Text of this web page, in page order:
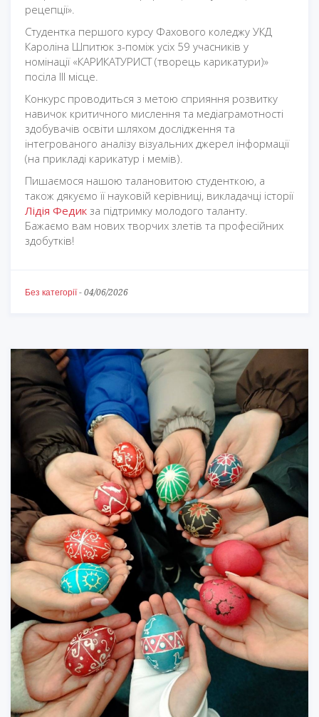
рецепції».
Студентка першого курсу Фахового коледжу УКД
Кароліна Шпитюк з-поміж усіх 59 учасників у
номінації «КАРИКАТУРИСТ (творець карикатури)»
посіла ІІІ місце.
Конкурс проводиться з метою сприяння розвитку
навичок критичного мислення та медіаграмотності
здобувачів освіти шляхом дослідження та
інтегрованого аналізу візуальних джерел інформації
(на прикладі карикатур і мемів).
Пишаємося нашою талановитою студенткою, а
також дякуємо її науковій керівниці, викладачці історії
Лідія Федик за підтримку молодого таланту.
Бажаємо вам нових творчих злетів та професійних
здобутків!
Без категорії- 04/06/2026